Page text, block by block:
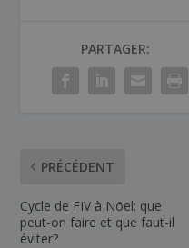
PARTAGER:
PRÉCÉDENT
Cycle de FIV à Nöel: que
peut-on faire et que faut-il
éviter?